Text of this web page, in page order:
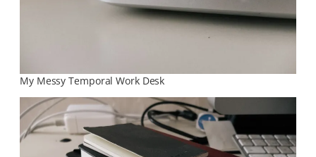
My Messy Temporal Work Desk